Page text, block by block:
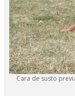
Cara de susto